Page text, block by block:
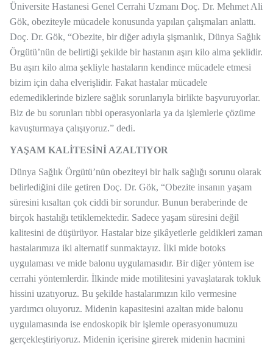
Üniversite Hastanesi Genel Cerrahi Uzmanı Doç. Dr. Mehmet Ali
Gök, obeziteyle mücadele konusunda yapılan çalışmaları anlattı.
Doç. Dr. Gök, “Obezite, bir diğer adıyla şişmanlık, Dünya Sağlık
Örgütü’nün de belirtiği şekilde bir hastanın aşırı kilo alma şeklidir.
Bu aşırı kilo alma şekliyle hastaların kendince mücadele etmesi
bizim için daha elverişlidir. Fakat hastalar mücadele
edemediklerinde bizlere sağlık sorunlarıyla birlikte başvuruyorlar.
Biz de bu sorunları tıbbi operasyonlarla ya da işlemlerle çözüme
kavuşturmaya çalışıyoruz.” dedi.
YAŞAM KALİTESİNİ AZALTIYOR
Dünya Sağlık Örgütü’nün obeziteyi bir halk sağlığı sorunu olarak
belirlediğini dile getiren Doç. Dr. Gök, “Obezite insanın yaşam
süresini kısaltan çok ciddi bir sorundur. Bunun beraberinde de
birçok hastalığı tetiklemektedir. Sadece yaşam süresini değil
kalitesini de düşürüyor. Hastalar bize şikâyetlerle geldikleri zaman
hastalarımıza iki alternatif sunmaktayız. İlki mide botoks
uygulaması ve mide balonu uygulamasıdır. Bir diğer yöntem ise
cerrahi yöntemlerdir. İlkinde mide motilitesini yavaşlatarak tokluk
hissini uzatıyoruz. Bu şekilde hastalarımızın kilo vermesine
yardımcı oluyoruz. Midenin kapasitesini azaltan mide balonu
uygulamasında ise endoskopik bir işlemle operasyonumuzu
gerçekleştiriyoruz. Midenin içerisine girerek midenin hacmini